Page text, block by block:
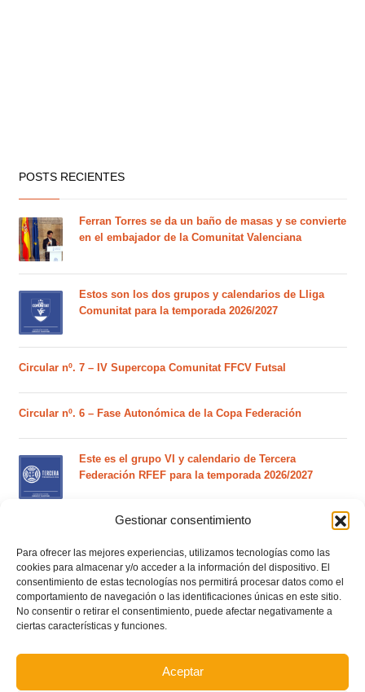
Gestionar consentimiento
Para ofrecer las mejores experiencias, utilizamos tecnologías como las
cookies para almacenar y/o acceder a la información del dispositivo. El
consentimiento de estas tecnologías nos permitirá procesar datos como el
comportamiento de navegación o las identificaciones únicas en este sitio.
No consentir o retirar el consentimiento, puede afectar negativamente a
ciertas características y funciones.
Aceptar
POSTS RECIENTES
Ferran Torres se da un baño de masas y se convierte
en el embajador de la Comunitat Valenciana
Estos son los dos grupos y calendarios de Lliga
Comunitat para la temporada 2026/2027
Circular nº. 7 – IV Supercopa Comunitat FFCV Futsal
Circular nº. 6 – Fase Autonómica de la Copa Federación
Este es el grupo VI y calendario de Tercera
Federación RFEF para la temporada 2026/2027
Este es el grupo de la Lliga Autonòmica Juvenil de
fútbol sala de la temporada 2026/2027
El calendario del grupo VI de Tercera Federación
RFEF para la temporada 2026/27 se sorteará el